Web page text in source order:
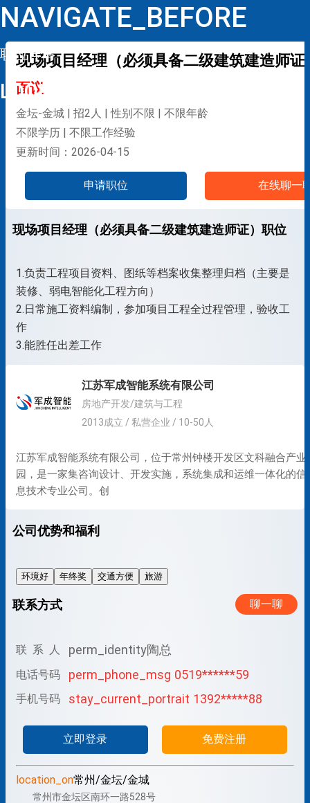
NAVIGATE_BEFORE
职位详情
LOOP
现场项目经理（必须具备二级建筑建造师证
面议
金坛-金城 | 招2人 | 性别不限 | 不限年龄
不限学历 | 不限工作经验
更新时间：2026-04-15
申请职位 在线聊一
现场项目经理（必须具备二级建筑建造师证）职位
1.负责工程项目资料、图纸等档案收集整理归档（主要是
装修、弱电智能化工程方向）
2.日常施工资料编制，参加项目工程全过程管理，验收工
作
3.能胜任出差工作
江苏军成智能系统有限公司
房地产开发/建筑与工程
2013成立 / 私营企业 / 10-50人
江苏军成智能系统有限公司，位于常州钟楼开发区文科融合产业
园，是一家集咨询设计、开发实施，系统集成和运维一体化的信
息技术专业公司。创
公司优势和福利
环境好 年终奖 交通方便 旅游
联系方式 聊一聊
联 系 人 perm_identity陶总
电话号码 perm_phone_msg 0519******59
手机号码 stay_current_portrait 1392*****88
立即登录 免费注册
location_on常州/金坛/金城
常州市金坛区南环一路528号